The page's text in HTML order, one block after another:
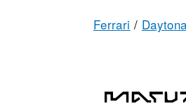
Ferrari / Daytona